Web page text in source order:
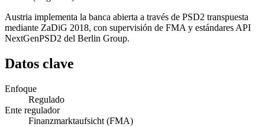
Austria implementa la banca abierta a través de PSD2 transpuesta
mediante ZaDiG 2018, con supervisión de FMA y estándares API
NextGenPSD2 del Berlin Group.
Datos clave
Enfoque
Regulado
Ente regulador
Finanzmarktaufsicht (FMA)